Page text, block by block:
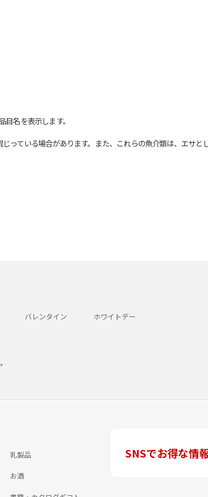
名を表示します。
ている場合があります。また、これらの魚介類は、エサと
バレンタイン ホワイトデー
乳製品
お酒
SNSでお得な情